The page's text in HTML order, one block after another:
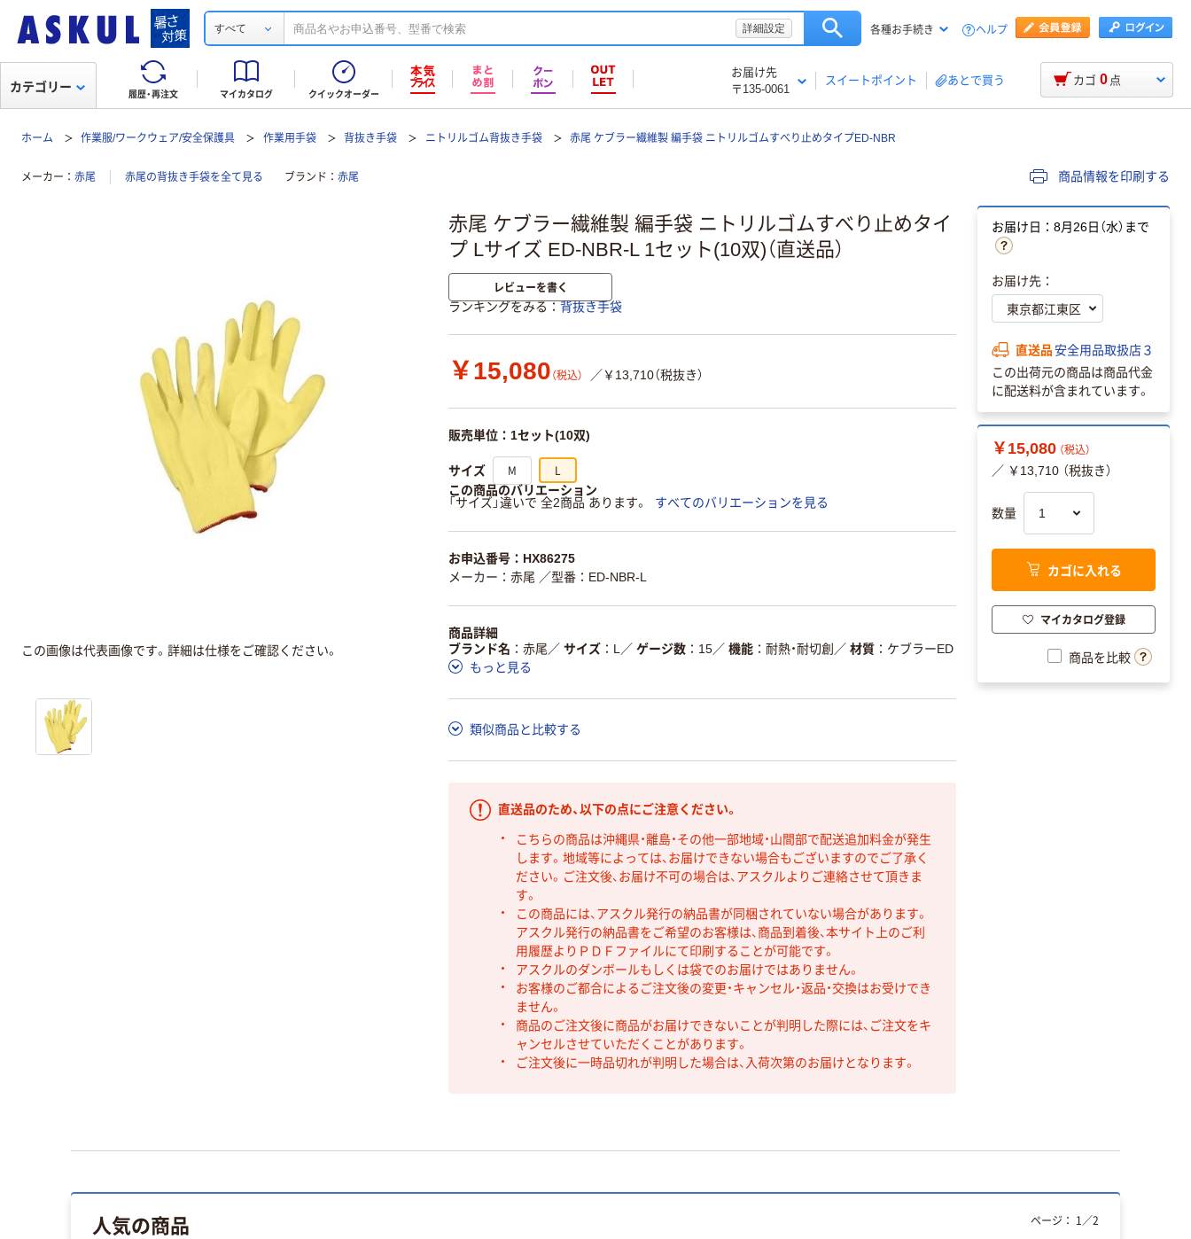
すべて 詳細設定 各種お手続き ヘルプ
履歴・再注文 マイカタログ クイックオーダー
お届け先
〒135-0061
スイートポイント あとで買う
カテゴリー カゴ 0 点
ホーム 作業服/ワークウェア/安全保護具 作業用手袋 背抜き手袋 ニトリルゴム背抜き手袋 赤尾 ケブラー繊維製 編手袋 ニトリルゴムすべり止めタイプED-NBR
メーカー 赤尾 赤尾の背抜き手袋を全て見る ブランド 赤尾 商品情報を印刷する
赤尾 ケブラー繊維製 編手袋 ニトリルゴムすべり止めタイ
プ Lサイズ ED-NBR-L 1セット(10双)（直送品）
レビューを書く
ランキングをみる 背抜き手袋
￥15,080 （税込） ／￥13,710（税抜き）
販売単位：1セット(10双)
サイズ M L
この商品のバリエーション
「サイズ」違いで 全2商品 あります。
すべてのバリエーションを見る
お申込番号：HX86275
メーカー：赤尾 ／型番：ED-NBR-L
商品詳細
ブランド名
赤尾 ／ サイズ L ／ ゲージ数 15／ 機能 耐熱・耐切創 ／ 材質
ケブラーED
もっと見る
類似商品と比較する
直送品のため、以下の点にご注意ください。
こちらの商品は沖縄県・離島・その他一部地域・山間部で配送追加料金が発生
します。地域等によっては、お届けできない場合もございますのでご了承く
ださい。ご注文後、お届け不可の場合は、アスクルよりご連絡させて頂きま
す。
この商品には、アスクル発行の納品書が同梱されていない場合があります。
アスクル発行の納品書をご希望のお客様は、商品到着後、本サイト上のご利
用履歴よりＰＤＦファイルにて印刷することが可能です。
アスクルのダンボールもしくは袋でのお届けではありません。
お客様のご都合によるご注文後の変更・キャンセル・返品・交換はお受けでき
ません。
商品のご注文後に商品がお届けできないことが判明した際には、ご注文をキ
ャンセルさせていただくことがあります。
ご注文後に一時品切れが判明した場合は、入荷次第のお届けとなります。
この画像は代表画像です。詳細は仕様をご確認ください。
お届け日：8月26日（水）まで
お届け先：
直送品安全用品取扱店３
この出荷元の商品は商品代金
に配送料が含まれています。
￥15,080 （税込）
／ ￥13,710 （税抜き）
数量
カゴに入れる
マイカタログ登録
商品を比較
人気の商品 ページ： 1 ／2